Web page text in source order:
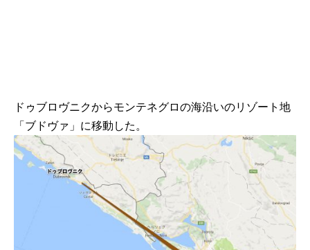
ドゥブロヴニクからモンテネグロの海沿いのリゾート地
「ブドヴァ」に移動した。